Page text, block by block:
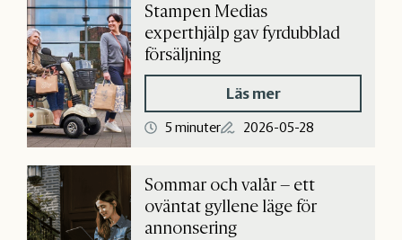
Stampen Medias
experthjälp gav fyrdubblad
försäljning
Läs mer
5 minuter 2026-05-28
Sommar och valår – ett
oväntat gyllene läge för
annonsering